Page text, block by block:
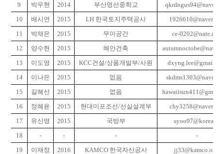
9
박우현 2014 부산영선중학교
10
배시연 2015 LH 한국토지주택공사
11
박채은 2015 무아공간
ce-
12
양수현 2015 해안건축
13
이도영 2015 KCC건설/상품개발부/사원
14
이나은 2015 없음
15
길혜선 2015 없음
16
정혜윤 2015 현대미포조선/선실설계부
17
유신영 2015 국방부
18
- - -
-
19
이재정 2016 KAMCO 한국자산공사